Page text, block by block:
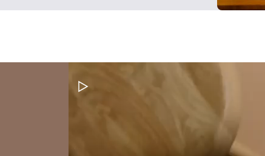
Video pauzeren